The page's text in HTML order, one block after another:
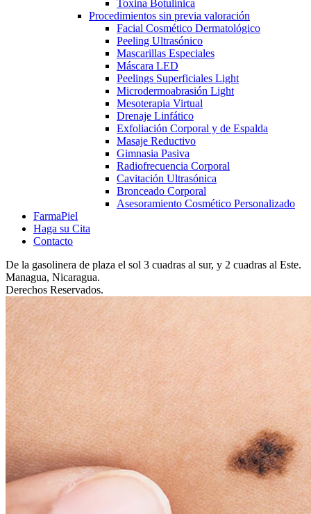
Toxina Botulínica
Procedimientos sin previa valoración
Facial Cosmético Dermatológico
Peeling Ultrasónico
Mascarillas Especiales
Máscara LED
Peelings Superficiales Light
Microdermoabrasión Light
Mesoterapia Virtual
Drenaje Linfático
Exfoliación Corporal y de Espalda
Masaje Reductivo
Gimnasia Pasiva
Radiofrecuencia Corporal
Cavitación Ultrasónica
Bronceado Corporal
Asesoramiento Cosmético Personalizado
FarmaPiel
Haga su Cita
Contacto
De la gasolinera de plaza el sol 3 cuadras al sur, y 2 cuadras al Este.
Managua, Nicaragua.
Derechos Reservados.